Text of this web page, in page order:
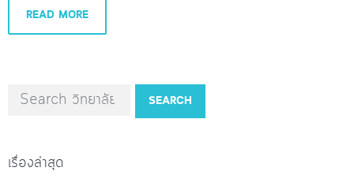
READ MORE
SEARCH
เรื่องล่าสุด